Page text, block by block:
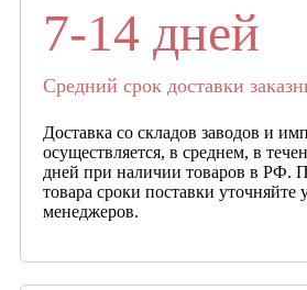
7-14 дней
Средний срок доставки
Доставка со складов заводов и
осуществляется, в среднем, в
дней при наличии товаров в РФ.
товара сроки поставки уточняйте
менеджеров.